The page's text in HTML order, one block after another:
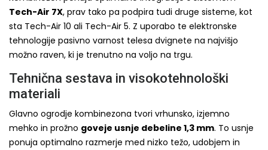
Tech-Air 7X, prav tako pa podpira tudi druge sisteme, kot
sta Tech-Air 10 ali Tech-Air 5. Z uporabo te elektronske
tehnologije pasivno varnost telesa dvignete na najvišjo
možno raven, ki je trenutno na voljo na trgu.
Tehnična sestava in visokotehnološki
materiali
Glavno ogrodje kombinezona tvori vrhunsko, izjemno
mehko in prožno goveje usnje debeline 1,3 mm. To usnje
ponuja optimalno razmerje med nizko težo, udobjem in